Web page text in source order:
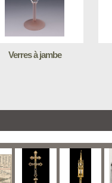
Verres à jambe